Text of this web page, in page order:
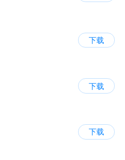
下载
下载
下载